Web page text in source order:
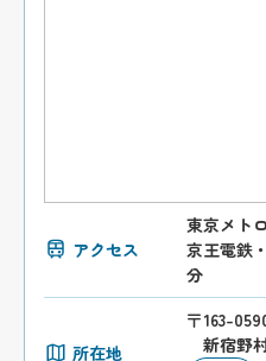
アクセス
東京メト
京王電鉄
分
所在地
〒163-
新宿野